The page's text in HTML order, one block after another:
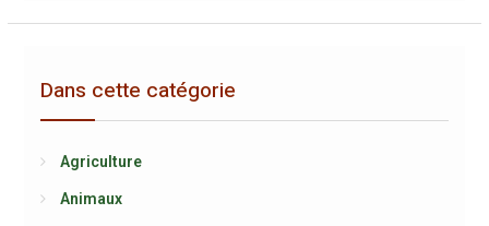
Dans cette catégorie
Agriculture
Animaux